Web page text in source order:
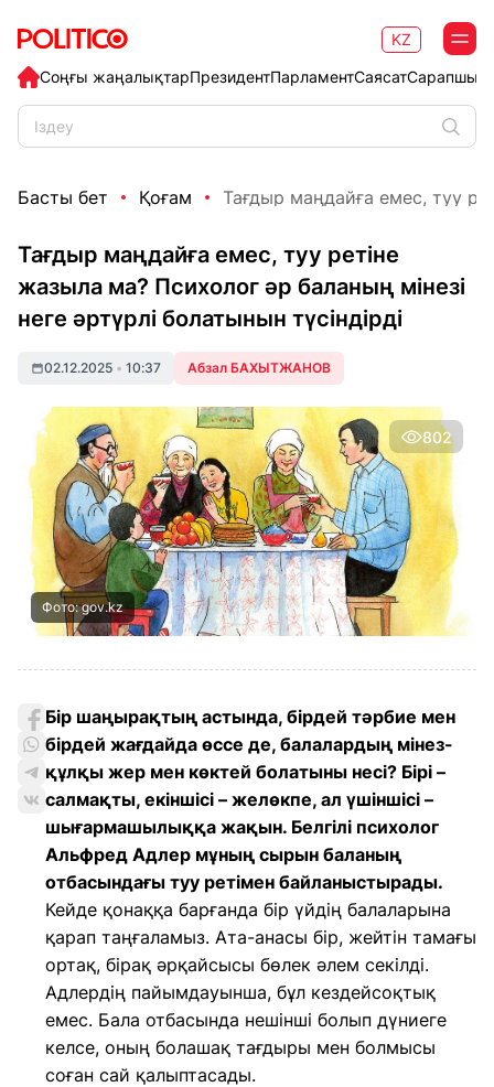
Соңғы жаңалықтарПрезидентПарламентСаясат
KZ
Басты бет Қоғам Тағдыр маңдайға емес, туу
Тағдыр маңдайға емес, туу ретіне
жазыла ма? Психолог әр баланың мінезі
неге әртүрлі болатынын түсіндірді
02.12.2025 • 10:37 Абзал БАХЫТЖАНОВ
802
Фото: gov.kz
Бір шаңырақтың астында, бірдей тәрбие мен
бірдей жағдайда өссе де, балалардың мінез-
құлқы жер мен көктей болатыны несі? Бірі –
салмақты, екіншісі – желөкпе, ал үшіншісі –
шығармашылыққа жақын. Белгілі психолог
Альфред Адлер мұның сырын баланың
отбасындағы туу ретімен байланыстырады.
Кейде қонаққа барғанда бір үйдің балаларына
қарап таңғаламыз. Ата-анасы бір, жейтін тамағы
ортақ, бірақ әрқайсысы бөлек әлем секілді.
Адлердің пайымдауынша, бұл кездейсоқтық
емес. Бала отбасында нешінші болып дүниеге
келсе, оның болашақ тағдыры мен болмысы
соған сай қалыптасады.